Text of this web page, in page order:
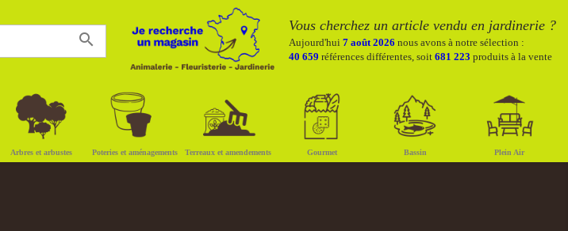
search
Vous cherchez un article vendu en jardinerie ?
Aujourd'hui 7 août 2026 nous avons à notre sélection :
40 659 références différentes, soit 681 223 produits à la vente
Arbres et arbustes Poteries et aménagements Terreaux et amendements Gourmet Bassin Plein Air